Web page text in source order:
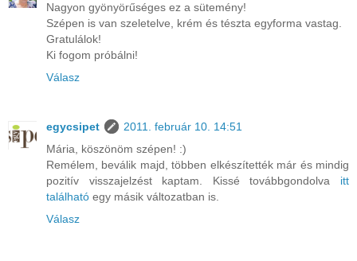
Nagyon gyönyörűséges ez a sütemény!
Szépen is van szeletelve, krém és tészta egyforma vastag.
Gratulálok!
Ki fogom próbálni!
Válasz
egycsipet
2011. február 10. 14:51
Mária, köszönöm szépen! :)
Remélem, beválik majd, többen elkészítették már és mindig
pozitív visszajelzést kaptam. Kissé továbbgondolva itt
található egy másik változatban is.
Válasz